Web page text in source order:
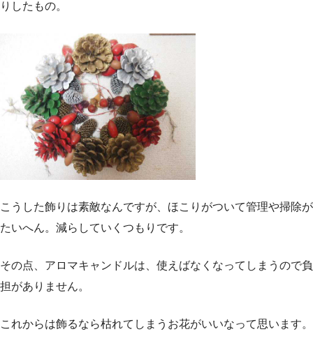
りしたもの。
こうした飾りは素敵なんですが、ほこりがついて管理や掃除が
たいへん。減らしていくつもりです。
その点、アロマキャンドルは、使えばなくなってしまうので負
担がありません。
これからは飾るなら枯れてしまうお花がいいなって思います。